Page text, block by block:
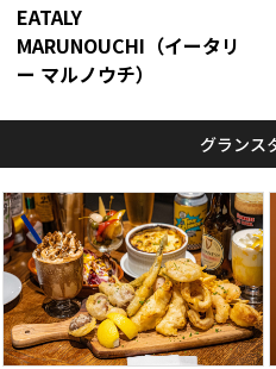
EATALY
MARUNOUCHI（イータリ
ー マルノウチ）
グランス